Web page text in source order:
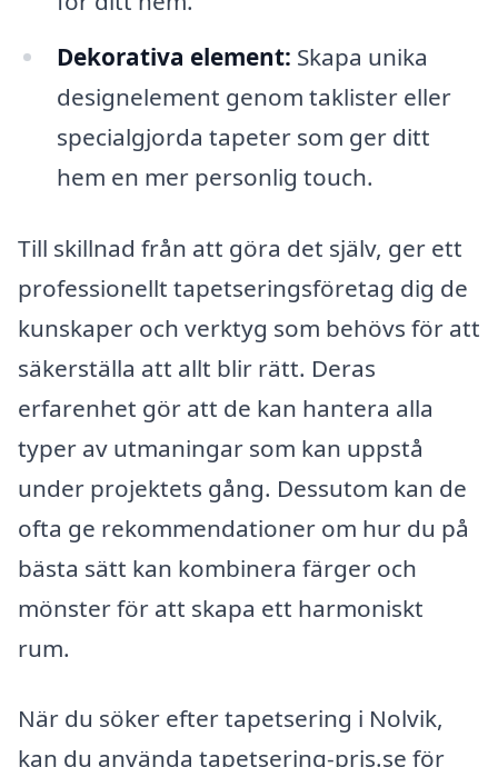
Dekorativa element: Skapa unika
designelement genom taklister eller
specialgjorda tapeter som ger ditt
hem en mer personlig touch.
Till skillnad från att göra det själv, ger ett
professionellt tapetseringsföretag dig de
kunskaper och verktyg som behövs för att
säkerställa att allt blir rätt. Deras
erfarenhet gör att de kan hantera alla
typer av utmaningar som kan uppstå
under projektets gång. Dessutom kan de
ofta ge rekommendationer om hur du på
bästa sätt kan kombinera färger och
mönster för att skapa ett harmoniskt
rum.
När du söker efter tapetsering i Nolvik,
kan du använda tapetsering-pris.se för